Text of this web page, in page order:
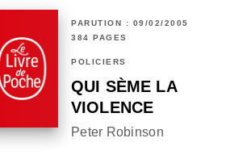
PARUTION : 09/02/2005
384 PAGES
POLICIERS
QUI SÈME LA
VIOLENCE
Peter Robinson